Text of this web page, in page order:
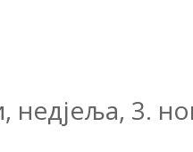
недјеља, 3.